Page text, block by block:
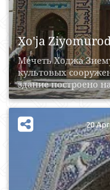
Xo'ja
Мечеть Ходжа
культовых
здание построено
20